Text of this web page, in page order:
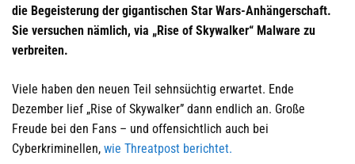
die Begeisterung der gigantischen Star Wars-Anhängerschaft.
Sie versuchen nämlich, via „Rise of Skywalker“ Malware zu
verbreiten.
Viele haben den neuen Teil sehnsüchtig erwartet. Ende
Dezember lief „Rise of Skywalker” dann endlich an. Große
Freude bei den Fans – und offensichtlich auch bei
Cyberkriminellen, wie Threatpost berichtet.